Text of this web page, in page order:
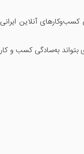
آنلاین ایرانی
بتواند به‌سادگی کسب و کار